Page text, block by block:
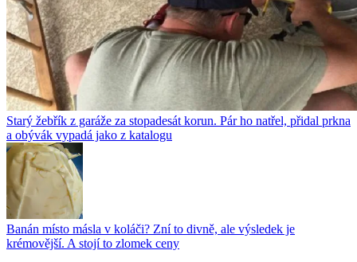
Starý žebřík z garáže za stopadesát korun. Pár ho natřel, přidal prkna
a obývák vypadá jako z katalogu
Banán místo másla v koláči? Zní to divně, ale výsledek je
krémovější. A stojí to zlomek ceny